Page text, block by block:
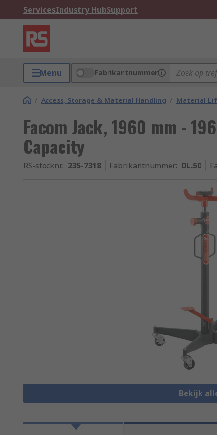
ServicesIndustry HubSupport
Menu Fabrikantnummer
/ Access, Storage & Material Handling / Material
Facom Jack, 1960 mm -
Capacity
RS-stocknr.: 235-7318 Fabrikantnummer: DL.50
Bekijk